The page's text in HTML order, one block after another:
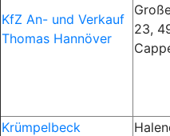
KfZ An- und Verkauf
Thomas Hannöver
23,
Krümpelbeck